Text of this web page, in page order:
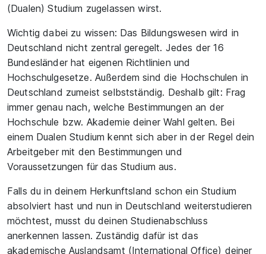
(Dualen) Studium zugelassen wirst.
Wichtig dabei zu wissen: Das Bildungswesen wird in
Deutschland nicht zentral geregelt. Jedes der 16
Bundesländer hat eigenen Richtlinien und
Hochschulgesetze. Außerdem sind die Hochschulen in
Deutschland zumeist selbstständig. Deshalb gilt: Frag
immer genau nach, welche Bestimmungen an der
Hochschule bzw. Akademie deiner Wahl gelten. Bei
einem Dualen Studium kennt sich aber in der Regel dein
Arbeitgeber mit den Bestimmungen und
Voraussetzungen für das Studium aus.
Falls du in deinem Herkunftsland schon ein Studium
absolviert hast und nun in Deutschland weiterstudieren
möchtest, musst du deinen Studienabschluss
anerkennen lassen. Zuständig dafür ist das
akademische Auslandsamt (International Office) deiner